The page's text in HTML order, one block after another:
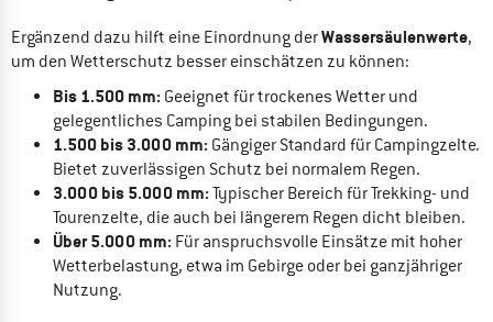
Ergänzend dazu hilft eine Einordnung derWassersäulenwerte,
um den Wetterschutz besser einschätzen zu können:
Bis 1.500 mm:Geeignet für trockenes Wetter und
gelegentliches Camping bei stabilen Bedingungen.
1.500 bis 3.000 mm:Gängiger Standard für Campingzelte.
Bietet zuverlässigen Schutz bei normalem Regen.
3.000 bis 5.000 mm:Typischer Bereich für Trekking- und
Tourenzelte, die auch bei längerem Regen dicht bleiben.
Über 5.000 mm:Für anspruchsvolle Einsätze mit hoher
Wetterbelastung, etwa im Gebirge oder bei ganzjähriger
Nutzung.